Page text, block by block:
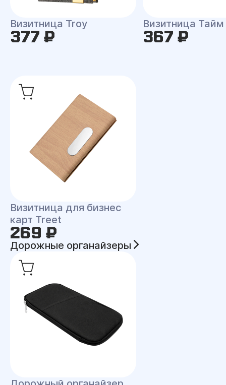
Визитница Troy
377 ₽
Визитница Тайм
367 ₽
Визитница для бизнес
карт Treet
269 ₽
Дорожные органайзеры